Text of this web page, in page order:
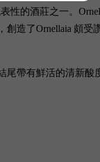
性的酒莊之一。
造了Ornellaia 頗受
尾帶有鮮活的清新酸